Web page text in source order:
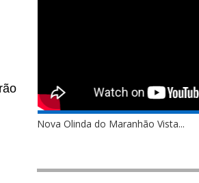
Nova Olinda do Maranhão Vista...